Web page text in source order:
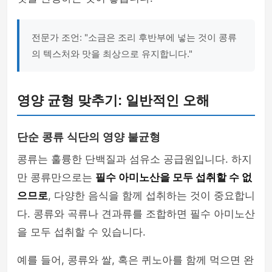
전문가 조언: "소금은 조리 후반부에 넣는 것이 콩류
의 텍스처와 맛을 최상으로 유지합니다."
영양 균형 맞추기: 일반적인 오해
단순 콩류 식단의 영양 불균형
콩류는 훌륭한 단백질과 섬유소 공급원입니다. 하지
만 콩류만으로는 필수 아미노산을 모두 섭취할 수 없
으므로, 다양한 음식을 함께 섭취하는 것이 중요합니
다. 콩류와 곡류나 견과류를 조합하면 필수 아미노산
을 모두 섭취할 수 있습니다.
예를 들어, 콩류와 쌀, 혹은 퀴노아를 함께 먹으면 완